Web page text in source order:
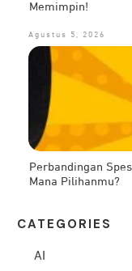
Memimpin!
Agustus 5, 2026
Perbandingan
Mana Pilihanmu?
CATEG ORIES
AI